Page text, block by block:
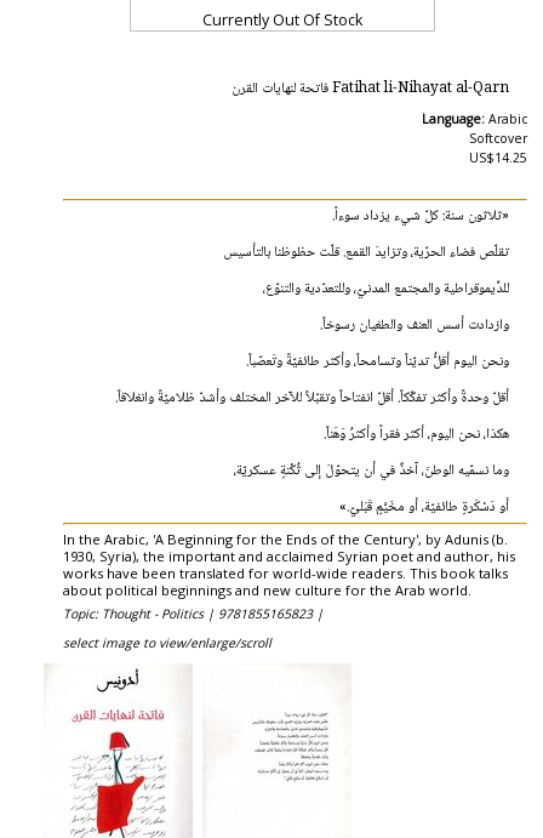
Currently Out Of Stock
Fatihat li-Nihayat al-Qarn فاتحة لنهايات القرن
Language: Arabic
Softcover
US$14.25
«ثلاثون سنة: كلّ شيء يزداد سوءاً.
تقلّص فضاء الحرّية، وتزايدَ القمع. قلّت حظوظنا بالتأسيس
للدِّيموقراطية والمجتمع المدنيّ، وللتعدّدية والتنوّع،
وازدادت أسس العنف والطغيان رسوخاً.
ونحن اليوم أقلُّ تديّناً وتسامحاً، وأكثر طائفيّةً وتَعصّباً.
أقلّ وحدةً وأكثر تفكّكاً. أقلّ انفتاحاً وتقبّلاً للآخر المختلف وأشدّ ظلاميّةً وانغلاقاً.
هكذا، نحن اليوم، أكثر فقراً وأكثرُ وَهَناً.
وما نسمّيه الوطنَ، آخذٌ في أن يتحوّلَ إلى ثُكْنةٍ عسكريّة،
أو دَسْكَرةٍ طائفيّة، أو مخَيَّمٍ قَبَليّ.»
In the Arabic, 'A Beginning for the Ends of the Century', by Adunis (b.
1930, Syria), the important and acclaimed Syrian poet and author, his
works have been translated for world-wide readers. This book talks
about political beginnings and new culture for the Arab world.
Topic: Thought - Politics | 9781855165823 |
select image to view/enlarge/scroll